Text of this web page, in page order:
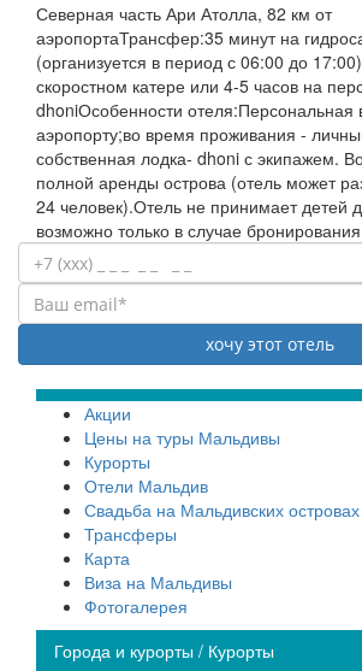
Северная часть Ари Атолла, 82 км от
аэропортаТрансфер:35 минут на
(организуется в период с 06:00 до
скоростном катере или 4-5 часов на
dhoniОсобенности отеля:Персональная
аэропорту;во время проживания -
собственная лодка- dhoni с экипажем.
полной аренды острова (отель может
24 человек).Отель не принимает детей
возможно только в случае
Акции
Цены на туры Мальдивы
Курорты
Отели Мальдив
Свадьба на Мальдивских островах
Трансферы
Карта
Виза на Мальдивы
Фотогалерея
Города и курорты / Курорты